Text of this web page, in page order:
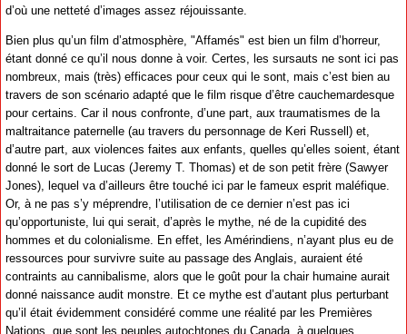
d’où une netteté d’images assez réjouissante.
Bien plus qu’un film d’atmosphère, "Affamés" est bien un film d’horreur,
étant donné ce qu’il nous donne à voir. Certes, les sursauts ne sont ici pas
nombreux, mais (très) efficaces pour ceux qui le sont, mais c’est bien au
travers de son scénario adapté que le film risque d’être cauchemardesque
pour certains. Car il nous confronte, d’une part, aux traumatismes de la
maltraitance paternelle (au travers du personnage de Keri Russell) et,
d’autre part, aux violences faites aux enfants, quelles qu’elles soient, étant
donné le sort de Lucas (Jeremy T. Thomas) et de son petit frère (Sawyer
Jones), lequel va d’ailleurs être touché ici par le fameux esprit maléfique.
Or, à ne pas s’y méprendre, l’utilisation de ce dernier n’est pas ici
qu’opportuniste, lui qui serait, d’après le mythe, né de la cupidité des
hommes et du colonialisme. En effet, les Amérindiens, n’ayant plus eu de
ressources pour survivre suite au passage des Anglais, auraient été
contraints au cannibalisme, alors que le goût pour la chair humaine aurait
donné naissance audit monstre. Et ce mythe est d’autant plus perturbant
qu’il était évidemment considéré comme une réalité par les Premières
Nations, que sont les peuples autochtones du Canada, à quelques